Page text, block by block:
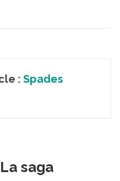
: Spades
La saga